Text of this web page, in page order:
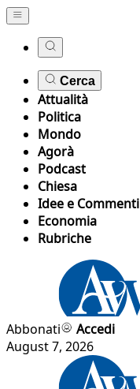
Cerca
Attualità
Politica
Mondo
Agorà
Podcast
Chiesa
Idee e Commenti
Economia
Rubriche
Abbonati
Accedi
August 7, 2026